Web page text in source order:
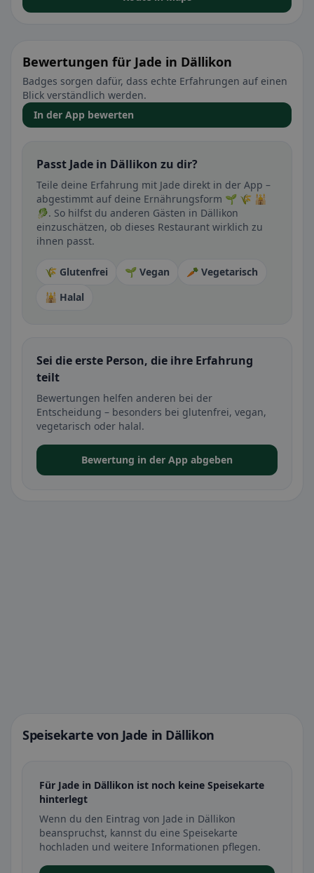
Bewertungen für Jade in Dällikon
Badges sorgen dafür, dass echte Erfahrungen auf einen
Blick verständlich werden.
In der App bewerten
Passt Jade in Dällikon zu dir?
Teile deine Erfahrung mit Jade direkt in der App –
abgestimmt auf deine Ernährungsform 🌱 🌾 🕌
🥬. So hilfst du anderen Gästen in Dällikon
einzuschätzen, ob dieses Restaurant wirklich zu
ihnen passt.
🌾 Glutenfrei 🌱 Vegan
🥕 Vegetarisch
🕌 Halal
Sei die erste Person, die ihre Erfahrung
teilt
Bewertungen helfen anderen bei der
Entscheidung – besonders bei glutenfrei, vegan,
vegetarisch oder halal.
Bewertung in der App abgeben
Speisekarte von Jade in Dällikon
Für Jade in Dällikon ist noch keine Speisekarte
hinterlegt
Wenn du den Eintrag von Jade in Dällikon
beanspruchst, kannst du eine Speisekarte
hochladen und weitere Informationen pflegen.